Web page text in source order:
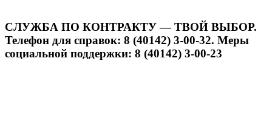
СЛУЖБА ПО КОНТРАКТУ — ТВОЙ ВЫБОР.
Телефон для справок: 8 (40142) 3-00-32. Меры
социальной поддержки: 8 (40142) 3-00-23